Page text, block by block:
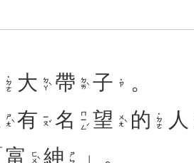
˙ㄉㄜ 大 ㄉㄚˋ 帶 ㄉㄞˋ 子 ˙ㄗ
。
ㄕㄤˋ 有 ㄧㄡˇ 名 ㄇㄧㄥˊ 望 ㄨㄤˋ 的 ˙ㄉㄜ 人
富 ㄈㄨˋ 紳 ㄕㄣ 」。